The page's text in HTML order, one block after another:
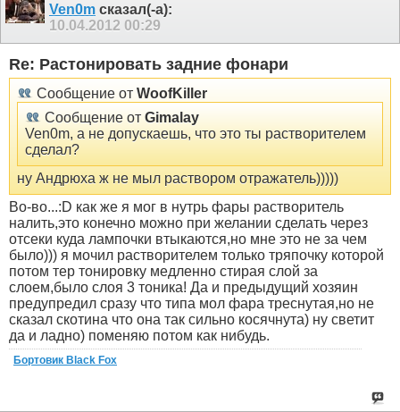
Ven0m сказал(-а):
10.04.2012 00:29
Re: Растонировать задние фонари
Сообщение от WoofKiller
Сообщение от Gimalay
Ven0m, а не допускаешь, что это ты растворителем
сделал?
ну Андрюха ж не мыл раствором отражатель)))))
Во-во...:D как же я мог в нутрь фары растворитель
налить,это конечно можно при желании сделать через
отсеки куда лампочки втыкаются,но мне это не за чем
было))) я мочил растворителем только тряпочку которой
потом тер тонировку медленно стирая слой за
слоем,было слоя 3 тоника! Да и предыдущий хозяин
предупредил сразу что типа мол фара треснутая,но не
сказал скотина что она так сильно косячнута) ну светит
да и ладно) поменяю потом как нибудь.
Бортовик Black Fox